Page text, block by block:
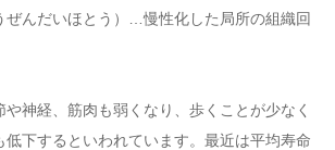
ぜんだいほとう）…慢性化した局所の組織回
神経、筋肉も弱くなり、歩くことが少なく
低下するといわれています。最近は平均寿命